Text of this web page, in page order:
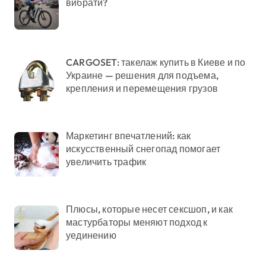
CARGOSET: такелаж купить в Киеве и по
Украине — решения для подъема,
крепления и перемещения грузов
Маркетинг впечатлений: как
искусственный снегопад помогает
увеличить трафик
Плюсы, которые несет сексшоп, и как
мастурбаторы меняют подход к
уединению